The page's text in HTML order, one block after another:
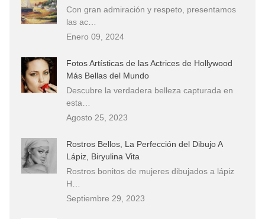
Con gran admiración y respeto, presentamos
las ac…
Enero 09, 2024
Fotos Artísticas de las Actrices de Hollywood
Más Bellas del Mundo
Descubre la verdadera belleza capturada en
esta…
Agosto 25, 2023
Rostros Bellos, La Perfección del Dibujo A
Lápiz, Biryulina Vita
Rostros bonitos de mujeres dibujados a lápiz
H…
Septiembre 29, 2023